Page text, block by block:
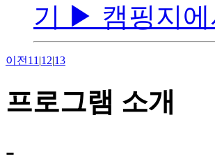
기 ▶ 캠핑지에
이전 11 |12|13
프로그램 소개
-